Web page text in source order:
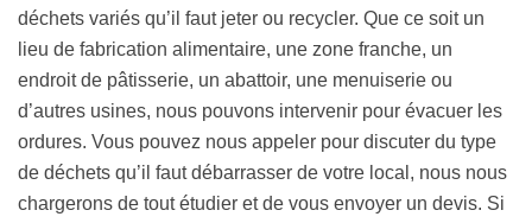
déchets variés qu’il faut jeter ou recycler. Que ce soit un
lieu de fabrication alimentaire, une zone franche, un
endroit de pâtisserie, un abattoir, une menuiserie ou
d’autres usines, nous pouvons intervenir pour évacuer les
ordures. Vous pouvez nous appeler pour discuter du type
de déchets qu’il faut débarrasser de votre local, nous nous
chargerons de tout étudier et de vous envoyer un devis. Si